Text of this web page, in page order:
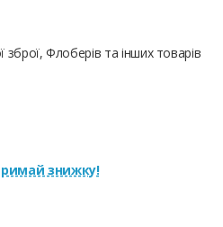
Флоберів та інших товарів
знижку!